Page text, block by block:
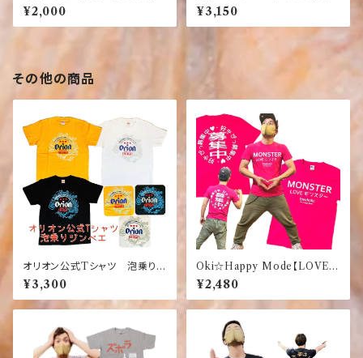
3色）【沖縄】【ガラス】【グラス】
【お土産】【インテリア】【お酒】
【ギフト】【オレンジ】【グリーン】
¥2,000
色） 【沖縄】【ガラス】【グラス】
【お土産】【インテリア】【お酒】
【ギフト】【青】【黄色】【オレンジ】
¥3,150
その他の商品
オリオン公式Tシャツ 泡乗りジ
ンベイ 【お土産】【沖縄】【定
番】【大人気】【黄色】【黒】【白】
【Tシャツ】【じんべい】【ジンベエ
¥3,300
Oki☆Happy Mode【LOVEモ
ンスター】【好きぴっ募集中】おも
しろ ふざけTシャツ
¥2,480